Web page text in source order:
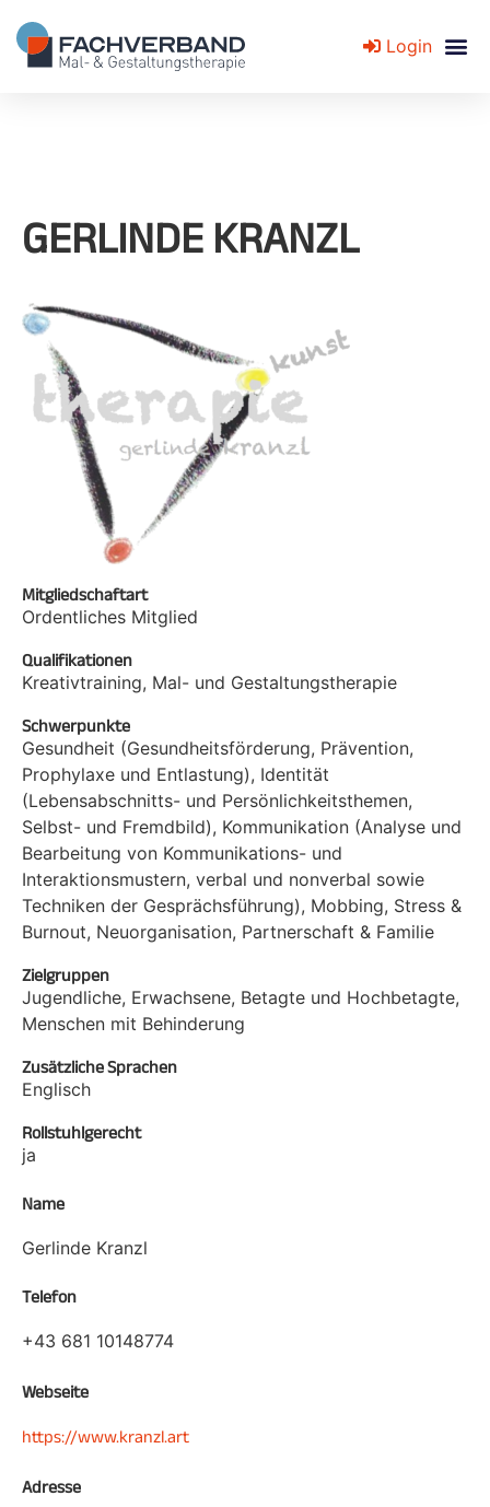
Login
GERLINDE KRANZL
Mitgliedschaftart
Ordentliches Mitglied
Qualifikationen
Kreativtraining, Mal- und Gestaltungstherapie
Schwerpunkte
Gesundheit (Gesundheitsförderung, Prävention,
Prophylaxe und Entlastung), Identität
(Lebensabschnitts- und Persönlichkeitsthemen,
Selbst- und Fremdbild), Kommunikation (Analyse und
Bearbeitung von Kommunikations- und
Interaktionsmustern, verbal und nonverbal sowie
Techniken der Gesprächsführung), Mobbing, Stress &
Burnout, Neuorganisation, Partnerschaft & Familie
Zielgruppen
Jugendliche, Erwachsene, Betagte und Hochbetagte,
Menschen mit Behinderung
Zusätzliche Sprachen
Englisch
Rollstuhlgerecht
ja
Name
Gerlinde Kranzl
Telefon
+43 681 10148774
Webseite
https://www.kranzl.art
Adresse